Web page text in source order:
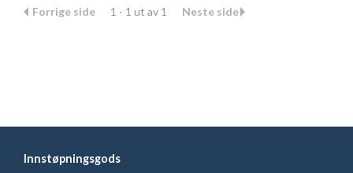
Innstøpningsgods
Forrige side
1 - 1 ut av 1 Neste side